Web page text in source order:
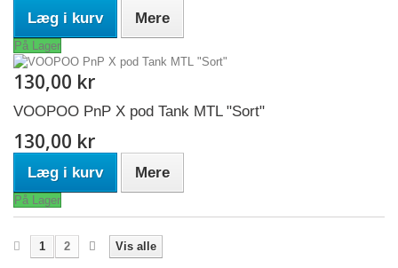
Læg i kurv Mere
På Lager
130,00 kr
VOOPOO PnP X pod Tank MTL "Sort"
130,00 kr
Læg i kurv Mere
På Lager
Vis alle
1 2